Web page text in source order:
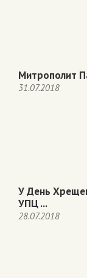
Митрополит
31.07.2018
У День
УПЦ ...
28.07.2018